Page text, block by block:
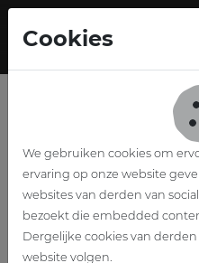
Skip to main content
All
Cookies
We gebruiken cookies om
ervaring op onze website
websites van derden van
bezoekt die embedded
Dergelijke cookies van
website volgen.